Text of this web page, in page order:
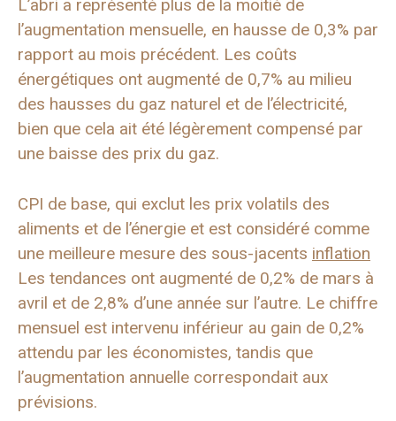
L’abri a représenté plus de la moitié de
l’augmentation mensuelle, en hausse de 0,3% par
rapport au mois précédent. Les coûts
énergétiques ont augmenté de 0,7% au milieu
des hausses du gaz naturel et de l’électricité,
bien que cela ait été légèrement compensé par
une baisse des prix du gaz.
CPI de base, qui exclut les prix volatils des
aliments et de l’énergie et est considéré comme
une meilleure mesure des sous-jacents inflation
Les tendances ont augmenté de 0,2% de mars à
avril et de 2,8% d’une année sur l’autre. Le chiffre
mensuel est intervenu inférieur au gain de 0,2%
attendu par les économistes, tandis que
l’augmentation annuelle correspondait aux
prévisions.